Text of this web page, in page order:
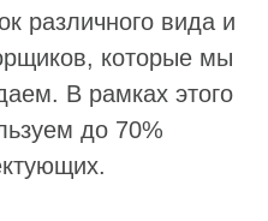
различного вида и
которые мы
В рамках этого
до 70%